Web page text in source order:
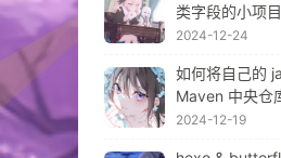
类字段的小项目
2024-12-24
如何将自己的
Maven 中央仓
2024-12-19